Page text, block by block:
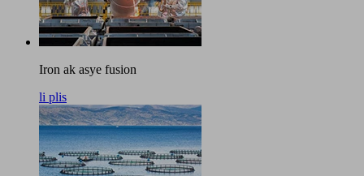
Iron ak asye fusion
li plis